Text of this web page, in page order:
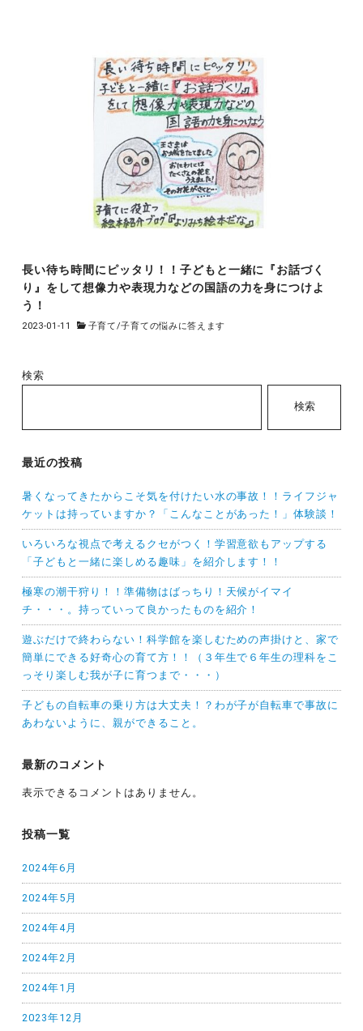
長い待ち時間にピッタリ！！子どもと一緒に『お話づく
り』をして想像力や表現力などの国語の力を身につけよ
う！
2023-01-11 子育て/子育ての悩みに答えます
検索
検索
最近の投稿
暑くなってきたからこそ気を付けたい水の事故！！ライフジャ
ケットは持っていますか？「こんなことがあった！」体験談！
いろいろな視点で考えるクセがつく！学習意欲もアップする
「子どもと一緒に楽しめる趣味」を紹介します！！
極寒の潮干狩り！！準備物はばっちり！天候がイマイ
チ・・・。持っていって良かったものを紹介！
遊ぶだけで終わらない！科学館を楽しむための声掛けと、家で
簡単にできる好奇心の育て方！！（３年生で６年生の理科をこ
っそり楽しむ我が子に育つまで・・・）
子どもの自転車の乗り方は大丈夫！？わが子が自転車で事故に
あわないように、親ができること。
最新のコメント
表示できるコメントはありません。
投稿一覧
2024年6月
2024年5月
2024年4月
2024年2月
2024年1月
2023年12月